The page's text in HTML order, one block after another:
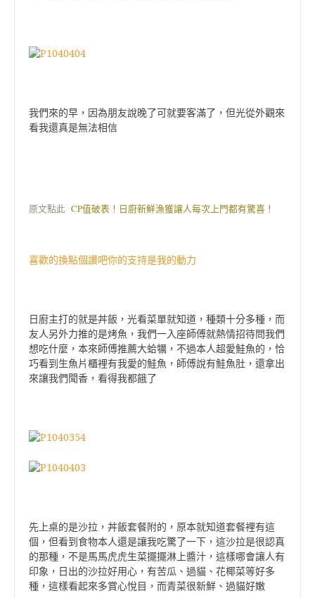
我們來的早，因為朋友說晚了可就要客滿了，但光從外觀來
看我還真是無法相信
原文點此 CP值破表！日廚新鮮漁獲讓人每次上門都有驚喜！
喜歡的換點個讚吧你的支持是我的動力
日廚主打的就是丼飯，光看菜單就知道，種類十分多種，而
友人另外力推的是烤魚，我們一入座師傅就熱情招待問我們
想吃什麼，本來師傅推薦大蛤犡，不過本人超愛鮭魚的，恰
巧看到生魚片櫃裡有我愛的鮭魚，師傅說有鮭魚肚，還拿出
來讓我們聞香，看得我都餓了
先上桌的是沙拉，丼飯套餐附的，原本就知道套餐裡有這
個，但看到食物本人還是讓我吃驚了一下，這沙拉是很認真
的那種，不是馬馬虎虎生菜擺擺淋上醬汁，這樣哪會讓人有
印象，日出的沙拉好用心，有苦瓜、過貓、花椰菜等好多
種，這樣看起來多賞心悅目，而青菜很新鮮、過貓好嫩